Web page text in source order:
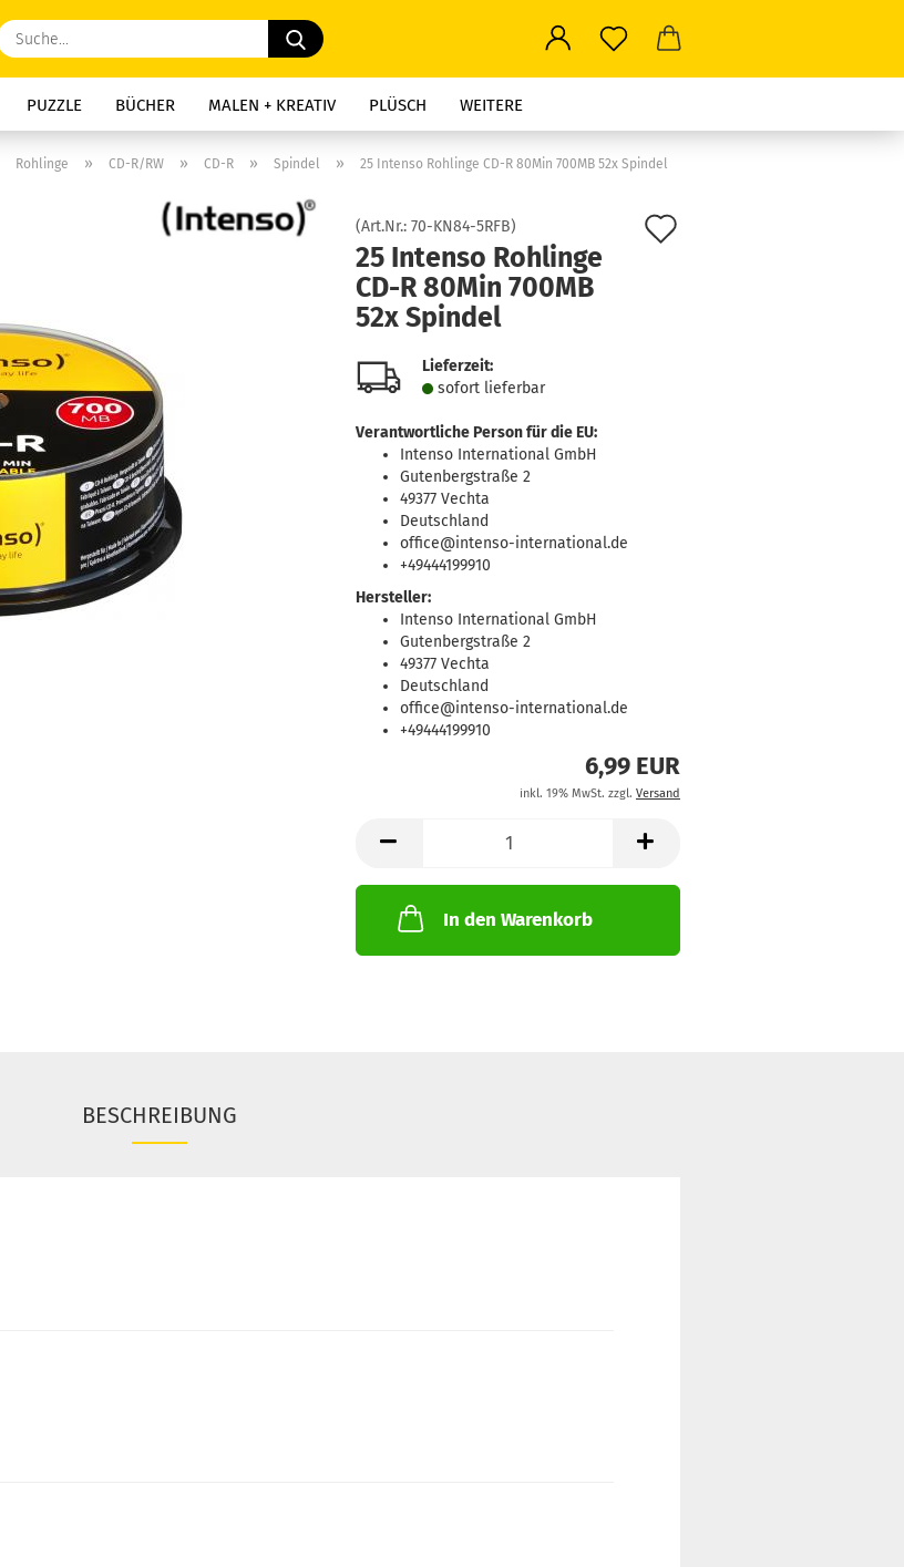
Suche...
PUZZLE BÜCHER MALEN + KREATIV PLÜSCH WEITERE
Rohlinge » CD-R/RW » CD-R » Spindel » 25 Intenso Rohlinge CD-R 80Min 700MB 52x Spindel
(Art.Nr.: 70-KN84-5RFB)
25 Intenso Rohlinge
CD-R 80Min 700MB
52x Spindel
Lieferzeit:
sofort lie­fer­bar
Verantwortliche Person für die EU:
Intenso International GmbH
Gutenbergstraße 2
49377 Vechta
Deutschland
office@intenso-international.de
+49444199910
Hersteller:
Intenso International GmbH
Gutenbergstraße 2
49377 Vechta
Deutschland
office@intenso-international.de
+49444199910
6,99 EUR
inkl. 19% MwSt. zzgl. Versand
In den Warenkorb
BESCHREIBUNG